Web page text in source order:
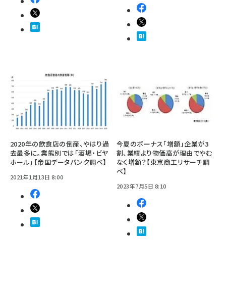
2020年の飲食店の倒産、やはり過
去最多に。業態別では「酒場・ビヤ
ホール」【帝国データバンク調べ】
2021年1月13日 8:00
今夏のボーナス「増額」企業が3
割、業績より物価高が理由でやむ
なく増額？【東京商工リサーチ調
べ】
2023年7月5日 8:10